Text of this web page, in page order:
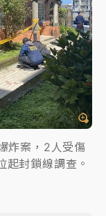
炸案，2人受傷
起封鎖線調查。